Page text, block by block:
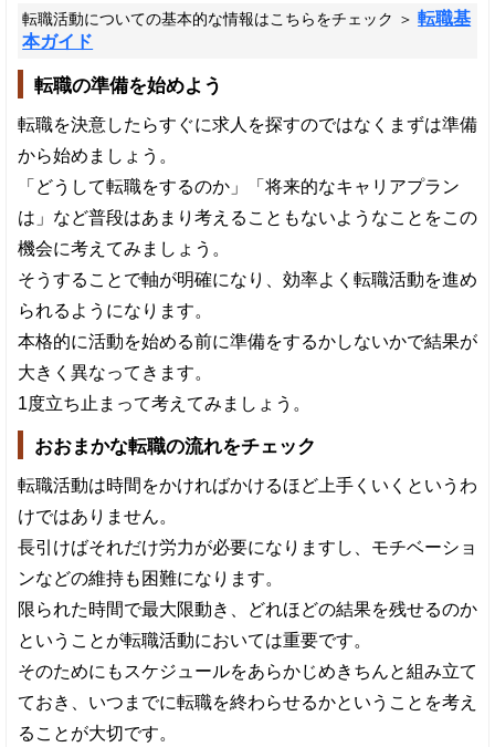
転職活動についての基本的な情報はこちらをチェック ＞転職基
本ガイド
転職の準備を始めよう
転職を決意したらすぐに求人を探すのではなくまずは準備
から始めましょう。
「どうして転職をするのか」「将来的なキャリアプラン
は」など普段はあまり考えることもないようなことをこの
機会に考えてみましょう。
そうすることで軸が明確になり、効率よく転職活動を進め
られるようになります。
本格的に活動を始める前に準備をするかしないかで結果が
大きく異なってきます。
1度立ち止まって考えてみましょう。
おおまかな転職の流れをチェック
転職活動は時間をかければかけるほど上手くいくというわ
けではありません。
長引けばそれだけ労力が必要になりますし、モチベーショ
ンなどの維持も困難になります。
限られた時間で最大限動き、どれほどの結果を残せるのか
ということが転職活動においては重要です。
そのためにもスケジュールをあらかじめきちんと組み立て
ておき、いつまでに転職を終わらせるかということを考え
ることが大切です。